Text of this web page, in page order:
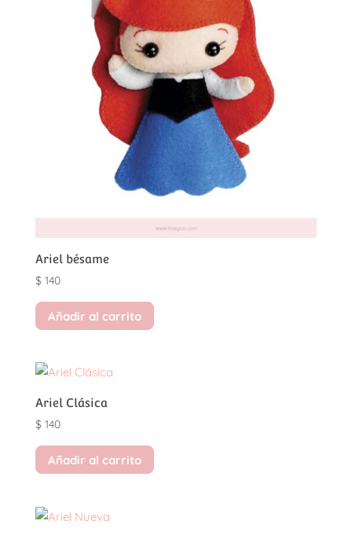
Ariel bésame
$140
Añadir al carrito
Ariel Clásica
$140
Añadir al carrito